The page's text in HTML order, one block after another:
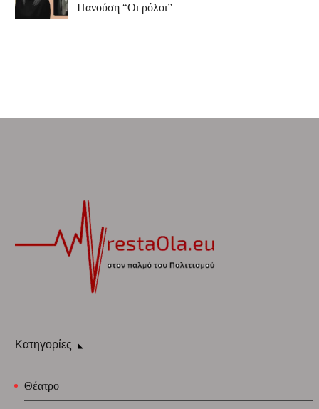
Πανούση “Οι ρόλοι”
Κατηγορίες
Θέατρο